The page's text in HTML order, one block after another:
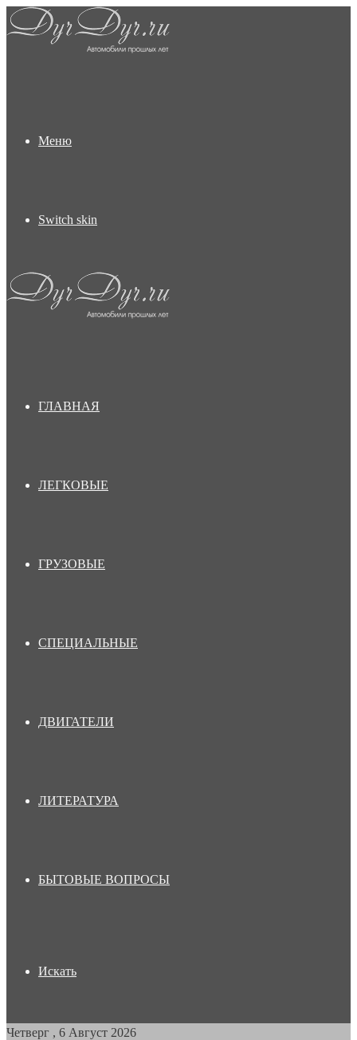
Меню
Switch skin
ГЛАВНАЯ
ЛЕГКОВЫЕ
ГРУЗОВЫЕ
СПЕЦИАЛЬНЫЕ
ДВИГАТЕЛИ
ЛИТЕРАТУРА
БЫТОВЫЕ ВОПРОСЫ
Искать
Четверг , 6 Август 2026